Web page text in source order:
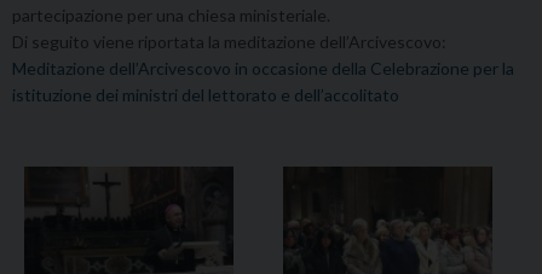
partecipazione per una chiesa ministeriale.
Di seguito viene riportata la meditazione dell’Arcivescovo:
Meditazione dell’Arcivescovo in occasione della Celebrazione per la
istituzione dei ministri del lettorato e dell’accolitato